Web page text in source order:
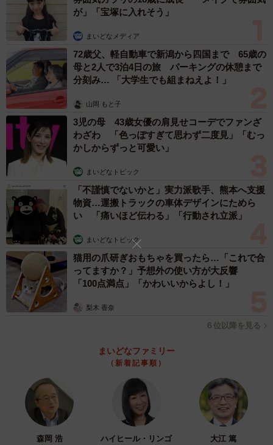
が」「宝塚に入れそう」
まいどなメディア
72歳父、軽自動車で新潟から四国まで 65歳の
母と2人で3泊4日の旅 パーキングの休憩まで
分刻み… 「大学生でも組まねえよ！」
山岡 もと子
3児の母 43歳女優の肩見せコーデでファンざ
わざわ 「色っぽすぎて思わず二度見」「むっ
かしからずっと可愛い」
まいどなトピック
「不謹慎でないかと」実力派歌手、熊本へ支援
物資…運搬トラックの車体デザインにためら
い 「痛いほど伝わる」「行動され立派」
まいどなトピック
猫用の爪研ぎおもちゃを買ったら…「これで合
ってますか？」予想外の使い方が大反響
「100点満点」「かわいいからよし！」
梨木 香奈
６位以降を見る
まいどなファミリー
（新着記事順）
森岡 浩 ハイヒール・リンゴ 大江 篤